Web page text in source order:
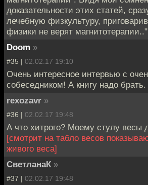
доказательности этих статей,
лечебную физкультуру,
физики не верят магнитотерапии.."
Doom »
#35 | 02.02.17 19:10
Очень интересное интервью с
собеседником! А книгу надо брать.
rexozavr »
#36 | 02.02.17 19:48
А что хитрого? Моему стулу весы
[смотрит на табло весов
живого веса]
СветланаК »
#37 | 02.02.17 19:48